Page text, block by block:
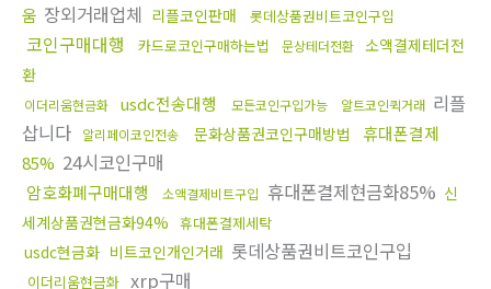
움 장외거래업체 리플코인판매 롯데상품권비트코인구입
코인구매대행 카드로코인구매하는법 문상테더전환 소액결제테더전
환
이더리움현금화 usdc전송대행 모든코인구입가능 알트코인퀵거래 리플
삽니다
알리페이코인전송 문화상품권코인구매방법
휴대폰결제
85% 24시코인구매
암호화폐구매대행 소액결제비트구입 휴대폰결제현금화85% 신
세계상품권현금화94% 휴대폰결제세탁
usdc현금화 비트코인개인거래 롯데상품권비트코인구입
이더리움현금화 xrp구매